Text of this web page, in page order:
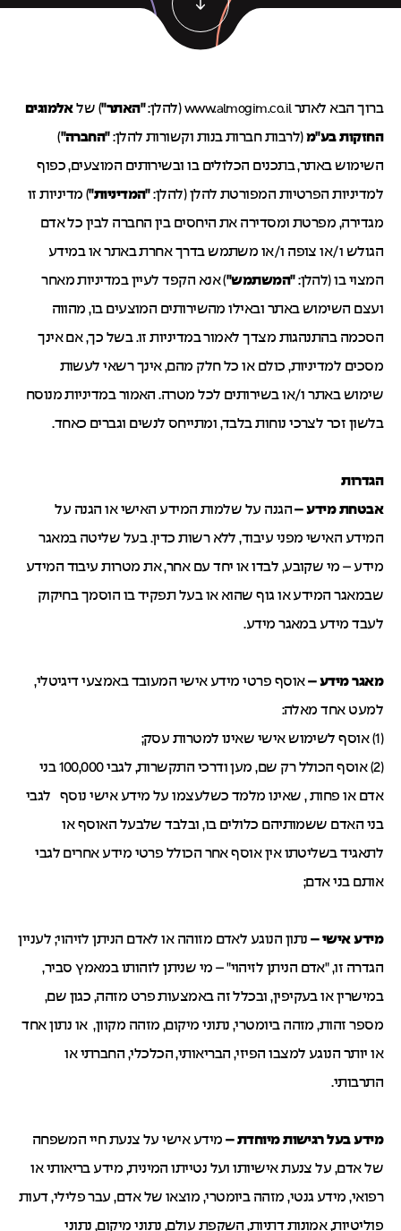
החל השיווק
ברוך הבא לאתרwww.almogim.co.il (להלן:"האתר") שלאלמוגים
החזקות בע"מ (לרבות חברות בנות וקשורות להלן:"החברה")
השימוש באתר, בתכנים הכלולים בו ובשירותים המוצעים, כפוף
למדיניות הפרטיות המפורטת להלן (להלן:"המדיניות") מדיניות זו
מגדירה, מפרטת ומסדירה את היחסים בין החברה לבין כל אדם
הגולש ו/או צופה ו/או משתמש בדרך אחרת באתר או במידע
המצוי בו (להלן:"המשתמש") אנא הקפד לעיין במדיניות מאחר
ועצם השימוש באתר ובאילו מהשירותים המוצעים בו, מהווה
הסכמה בהתנהגות מצדך לאמור במדיניות זו. בשל כך, אם אינך
מסכים למדיניות, כולם או כל חלק מהם, אינך רשאי לעשות
שימוש באתר ו/או בשירותים לכל מטרה. האמור במדיניות מנוסח
בלשון זכר לצרכי נוחות בלבד, ומתייחס לנשים וגברים כאחד.
הגדרות
אבטחת מידע – הגנה על שלמות המידע האישי או הגנה על
המידע האישי מפני עיבוד, ללא רשות כדין. בעל שליטה במאגר
מידע – מי שקובע, לבדו או יחד עם אחר, את מטרות עיבוד המידע
שבמאגר המידע או גוף שהוא או בעל תפקיד בו הוסמך בחיקוק
לעבד מידע במאגר מידע.
מאגר מידע – אוסף פרטי מידע אישי המעובד באמצעי דיגיטלי,
למעט אחד מאלה:
(1) אוסף לשימוש אישי שאינו למטרות עסק;
(2) אוסף הכולל רק שם, מען ודרכי התקשרות, לגבי 100,000 בני
אדם או פחות , שאינו מלמד כשלעצמו על מידע אישי נוסף לגבי
בני האדם ששמותיהם כלולים בו, ובלבד שלבעל האוסף או
לתאגיד בשליטתו אין אוסף אחר הכולל פרטי מידע אחרים לגבי
אותם בני אדם;
מידע אישי – נתון הנוגע לאדם מזוהה או לאדם הניתן לזיהוי; לעניין
הגדרה זו, "אדם הניתן לזיהוי" – מי שניתן לזהותו במאמץ סביר,
במישרין או בעקיפין, ובכלל זה באמצעות פרט מזהה, כגון שם,
מספר זהות, מזהה ביומטרי, נתוני מיקום, מזהה מקוון, או נתון אחד
או יותר הנוגע למצבו הפיזי, הבריאותי, הכלכלי, החברתי או
התרבותי.
מידע בעל רגישות מיוחדת – מידע אישי על צנעת חיי המשפחה
של אדם, על צנעת אישיותו ועל נטייתו המינית, מידע בריאותי או
רפואי, מידע גנטי, מזהה ביומטרי, מוצאו של אדם, עבר פלילי, דעות
פוליטיות, אמונות דתיות, השקפת עולם, נתוני מיקום, נתוני